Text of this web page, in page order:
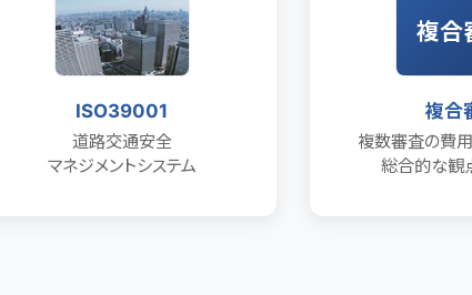
ISO39001
道路交通安全
マネジメントシステム
複合
複合
複数審査の費
総合的な観